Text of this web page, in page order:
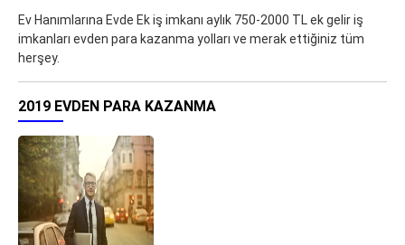
Ev Hanımlarına Evde Ek iş imkanı aylık 750-2000 TL ek gelir iş
imkanları evden para kazanma yolları ve merak ettiğiniz tüm
herşey.
2019 EVDEN PARA KAZANMA